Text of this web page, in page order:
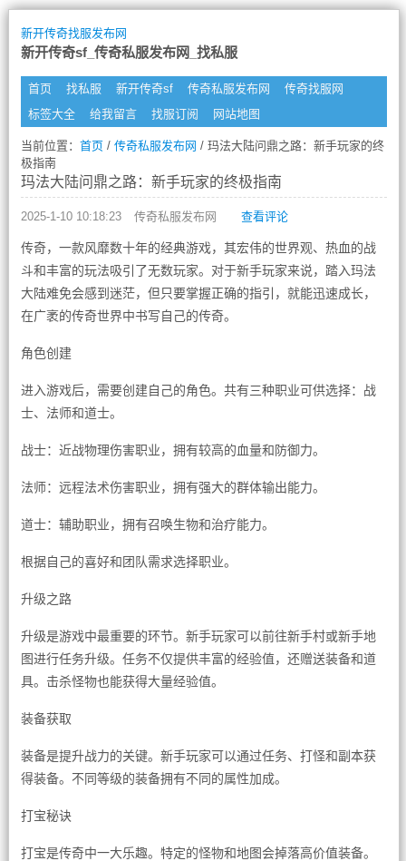
新开传奇找服发布网
新开传奇sf_传奇私服发布网_找私服
首页 找私服 新开传奇sf 传奇私服发布网
传奇找服网
标签大全
给我留言 找服订阅 网站地图
当前位置： 首页/ 传奇私服发布网 / 玛法大陆问鼎之路：新手玩家的终
极指南
玛法大陆问鼎之路：新手玩家的终极指南
2025-1-10 10:18:23 传奇私服发布网 查看评论
传奇，一款风靡数十年的经典游戏，其宏伟的世界观、热血的战
斗和丰富的玩法吸引了无数玩家。对于新手玩家来说，踏入玛法
大陆难免会感到迷茫，但只要掌握正确的指引，就能迅速成长，
在广袤的传奇世界中书写自己的传奇。
角色创建
进入游戏后，需要创建自己的角色。共有三种职业可供选择：战
士、法师和道士。
战士：近战物理伤害职业，拥有较高的血量和防御力。
法师：远程法术伤害职业，拥有强大的群体输出能力。
道士：辅助职业，拥有召唤生物和治疗能力。
根据自己的喜好和团队需求选择职业。
升级之路
升级是游戏中最重要的环节。新手玩家可以前往新手村或新手地
图进行任务升级。任务不仅提供丰富的经验值，还赠送装备和道
具。击杀怪物也能获得大量经验值。
装备获取
装备是提升战力的关键。新手玩家可以通过任务、打怪和副本获
得装备。不同等级的装备拥有不同的属性加成。
打宝秘诀
打宝是传奇中一大乐趣。特定的怪物和地图会掉落高价值装备。